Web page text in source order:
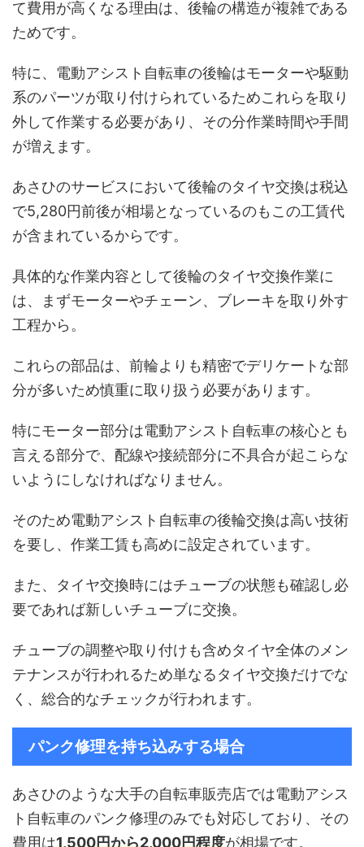
て費用が高くなる理由は、後輪の構造が複雑である
ためです。
特に、電動アシスト自転車の後輪はモーターや駆動
系のパーツが取り付けられているためこれらを取り
外して作業する必要があり、その分作業時間や手間
が増えます。
あさひのサービスにおいて後輪のタイヤ交換は税込
で5,280円前後が相場となっているのもこの工賃代
が含まれているからです。
具体的な作業内容として後輪のタイヤ交換作業に
は、まずモーターやチェーン、ブレーキを取り外す
工程から。
これらの部品は、前輪よりも精密でデリケートな部
分が多いため慎重に取り扱う必要があります。
特にモーター部分は電動アシスト自転車の核心とも
言える部分で、配線や接続部分に不具合が起こらな
いようにしなければなりません。
そのため電動アシスト自転車の後輪交換は高い技術
を要し、作業工賃も高めに設定されています。
また、タイヤ交換時にはチューブの状態も確認し必
要であれば新しいチューブに交換。
チューブの調整や取り付けも含めタイヤ全体のメン
テナンスが行われるため単なるタイヤ交換だけでな
く、総合的なチェックが行われます。
パンク修理を持ち込みする場合
あさひのような大手の自転車販売店では電動アシス
ト自転車のパンク修理のみでも対応しており、その
費用は1,500円から2,000円程度が相場です。